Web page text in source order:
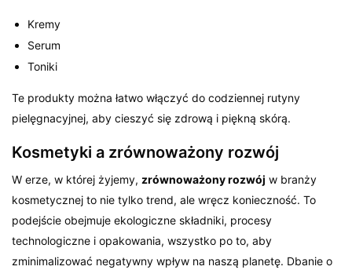
Kremy
Serum
Toniki
Te produkty można łatwo włączyć do codziennej rutyny
pielęgnacyjnej, aby cieszyć się zdrową i piękną skórą.
Kosmetyki a zrównoważony rozwój
W erze, w której żyjemy, zrównoważony rozwój w branży
kosmetycznej to nie tylko trend, ale wręcz konieczność. To
podejście obejmuje ekologiczne składniki, procesy
technologiczne i opakowania, wszystko po to, aby
zminimalizować negatywny wpływ na naszą planetę. Dbanie o